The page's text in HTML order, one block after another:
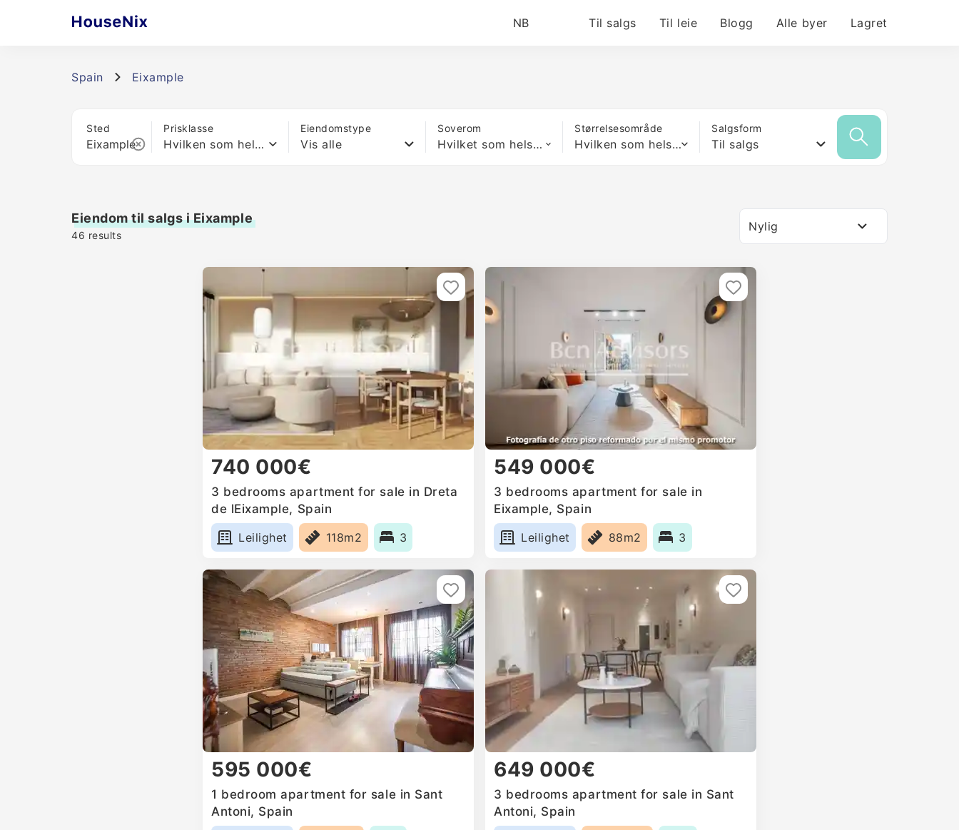
NB Til salgs Til leie Blogg Alle byer Lagret
Spain Eixample
Sted Prisklasse
Hvilken som helst pris
Eiendomstype
Vis alle
Soverom
Hvilket som helst antall soverom
Størrelsesområde
Hvilken som helst størrelse
Salgsform
Til salgs
Eiendom til salgs i Eixample
46 results
Nylig
740 000€
3 bedrooms apartment for sale in Dreta
de lEixample, Spain
Leilighet
118m2 3
549 000€
3 bedrooms apartment for sale in
Eixample, Spain
Leilighet
88m2 3
595 000€
1 bedroom apartment for sale in Sant
Antoni, Spain
649 000€
3 bedrooms apartment for sale in Sant
Antoni, Spain